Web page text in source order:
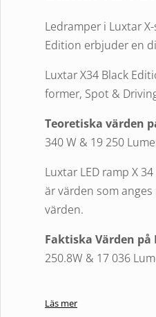
Ledramper i Luxtar
Edition erbjuder en
Luxtar X34 Black
former, Spot &
Teoretiska värden
340 W & 19 250
Luxtar LED ramp X
är värden som
värden.
Faktiska Värden på
250.8W & 17 036
ljus som en halogen
Läs mer